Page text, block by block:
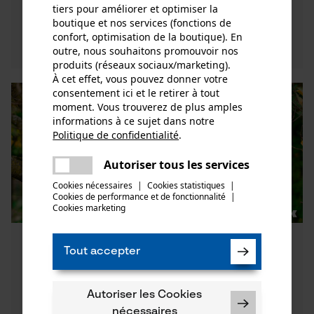
Découvrez maintenant
Comparaison des sécateurs Felco :
sylviculture, viticulture, espaces
verts
Date de sortie:01.03.2020 11:00
tiers pour améliorer et optimiser la
boutique et nos services (fonctions de
confort, optimisation de la boutique). En
outre, nous souhaitons promouvoir nos
produits (réseaux sociaux/marketing).
À cet effet, vous pouvez donner votre
consentement ici et le retirer à tout
moment. Vous trouverez de plus amples
informations à ce sujet dans notre
Politique de confidentialité.
Autoriser tous les services
Cookies nécessaires | Cookies statistiques |
Cookies de performance et de fonctionnalité |
Cookies marketing
Tout accepter
Autoriser les Cookies
nécessaires
Une erreur s'est produite. Veuillez
essayer encore.
partager
partager
mail